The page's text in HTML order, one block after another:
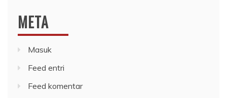
META
Masuk
Feed entri
Feed komentar